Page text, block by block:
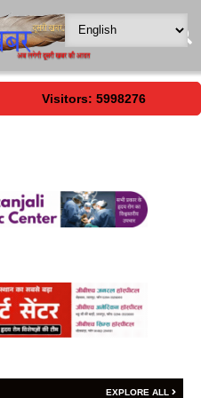
Visitors: 5998276
EXPLORE ALL